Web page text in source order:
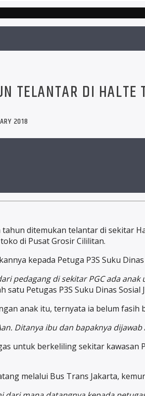
TELANTAR DI HALTE
2018
ditemukan telantar di sekitar
di Pusat Grosir Cililitan.
kepada Petuga P3S Suku
pedagang di sekitar PGC ada
satu Petugas P3S Suku Dinas
anak itu, ternyata ia belum fasih
Ditanya ibu dan bapaknya dijawab
untuk berkeliling sekitar kawasan
melalui Bus Trans Jakarta,